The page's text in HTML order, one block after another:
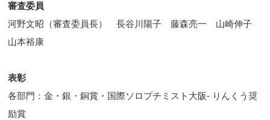
審査委員
河野文昭（審査委員長） 長谷川陽子 藤森亮一 山崎伸子
山本裕康
表彰
各部門：金・銀・銅賞・国際ソロプチミスト大阪- りんくう奨
励賞